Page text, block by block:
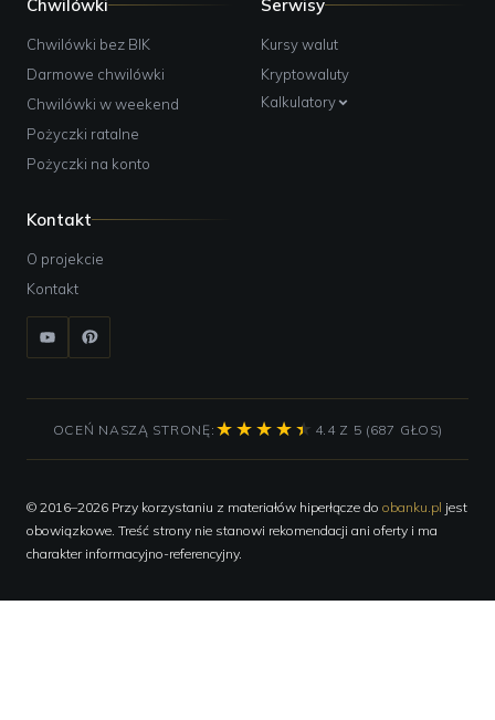
Chwilówki
Chwilówki bez BIK
Darmowe chwilówki
Chwilówki w weekend
Pożyczki ratalne
Pożyczki na konto
Serwisy
Kursy walut
Kryptowaluty
Kalkulatory
Kontakt
O projekcie
Kontakt
OCEŃ NASZĄ STRONĘ: 4.4 Z 5 (687 GŁOS)
© 2016–2026 Przy korzystaniu z materiałów hiperłącze do obanku.pl jest
obowiązkowe. Treść strony nie stanowi rekomendacji ani oferty i ma
charakter informacyjno-referencyjny.